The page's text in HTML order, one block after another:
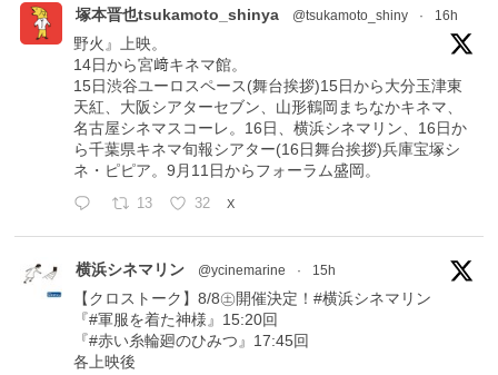
塚本晋也tsukamoto_shinya @tsukamoto_shiny · 16h
野火』上映。
14日から宮﨑キネマ館。
15日渋谷ユーロスペース(舞台挨拶)15日から大分玉津東
天紅、大阪シアターセブン、山形鶴岡まちなかキネマ、
名古屋シネマスコーレ。16日、横浜シネマリン、16日か
ら千葉県キネマ旬報シアター(16日舞台挨拶)兵庫宝塚シ
ネ・ピピア。9月11日からフォーラム盛岡。
13 32 X
横浜シネマリン @ycinemarine · 15h
【クロストーク】8/8㊏開催決定！#横浜シネマリン
『#軍服を着た神様』15:20回
『#赤い糸輪廻のひみつ』17:45回
各上映後